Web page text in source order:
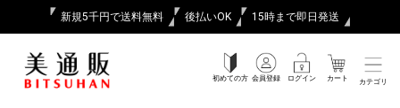
新規5千円で送料無料 後払いOK 15時まで即日発送
初めての方 会員登録 ログイン カート カテゴリ